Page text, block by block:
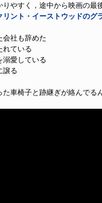
やすく，途中から映画の最
リント・イーストウッドのグ
会社も辞めた
れている
溺愛している
譲る
車椅子と跡継ぎが絡んでる